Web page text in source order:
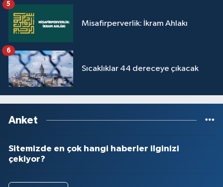
Misafirperverlik: İkram Ahlakı
5
Sıcaklıklar 44 dereceye çıkacak
6
Anket
Sitemizde en çok hangi haberler ilginizi
çekiyor?